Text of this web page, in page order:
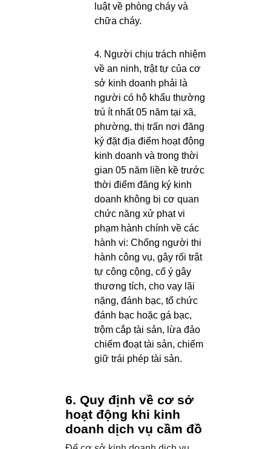
luật về phòng cháy và
chữa cháy.
Người chịu trách nhiệm
về an ninh, trật tự của cơ
sở kinh doanh phải là
người có hộ khẩu thường
trú ít nhất 05 năm tại xã,
phường, thị trấn nơi đăng
ký đặt địa điểm hoạt động
kinh doanh và trong thời
gian 05 năm liền kề trước
thời điểm đăng ký kinh
doanh không bị cơ quan
chức năng xử phạt vi
phạm hành chính về các
hành vi: Chống người thi
hành công vụ, gây rối trật
tự công cộng, cố ý gây
thương tích, cho vay lãi
nặng, đánh bạc, tổ chức
đánh bạc hoặc gá bạc,
trộm cắp tài sản, lừa đảo
chiếm đoạt tài sản, chiếm
giữ trái phép tài sản.
6. Quy định về cơ sở
hoạt động khi kinh
doanh dịch vụ cầm đồ